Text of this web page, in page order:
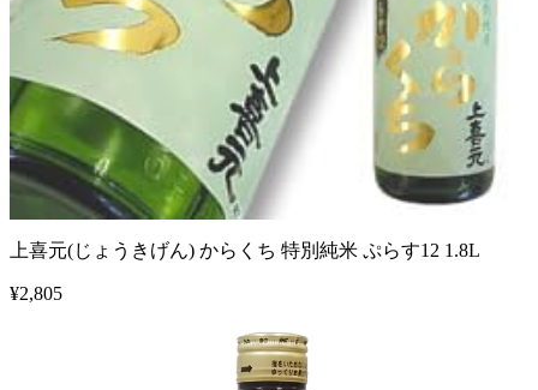
上喜元(じょうきげん) からくち 特別純米 ぷらす12 1.8L
¥2,805